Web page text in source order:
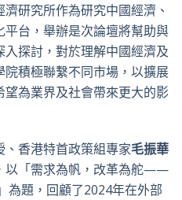
研究所作為研究中國經濟、
台，舉辦是次論壇將幫助與
探討，對於理解中國經濟及
積極聯繫不同市場，以擴展
為業界及社會帶來更大的影
香港特首政策組專家毛振華
以「需求為帆，改革為舵——
為題，回顧了2024年在外部